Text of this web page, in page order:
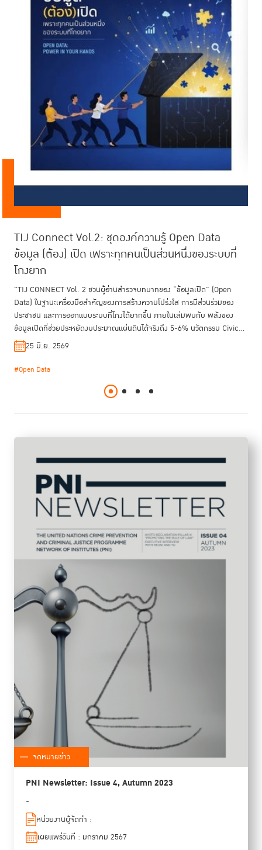
TIJ Connect Vol.2: ชุดองค์ความรู้ Open Data
ข้อมูล (ต้อง) เปิด เพราะทุกคนเป็นส่วนหนึ่งของระบบที่
โกงยาก
"TIJ CONNECT Vol. 2 ชวนผู้อ่านสำรวจบทบาทของ “ข้อมูลเปิด” (Open
Data) ในฐานะเครื่องมือสำคัญของการสร้างความโปร่งใส การมีส่วนร่วมของ
ประชาชน และการออกแบบระบบที่โกงได้ยากขึ้น ภายในเล่มพบกับ พลังของ
ข้อมูลเปิดที่ช่วยประหยัดงบประมาณแผ่นดินได้จริงถึง 5-6% นวัตกรรม Civic
Tech และเครื่องมือตรวจสอบภาคประชาชนที่ใช้งานได้ทันที รวมถึงก้าวสำคัญ
ของไทยสู่มาตรฐานรัฐบาลเปิดระดับโลก (OGP) และการผลักดันกฎหมาย PRTR
เพื่อสิทธิสิ่งแวดล้อม พร้อมถอดบทเรียนจากเอสโตเนีย เคนยา และเกาหลีใต้ ที่
โปร่งใสของภาครัฐ ที่พิสูจน์ว่าการสร้างรัฐบาลเปิดและสังคมที่ตรวจสอบได้ไม่ใช่
25 มิ.ย. 2569
#Open Data
สรุปรายงานผลการสำรวจความคิดเห็นประกอบการ
ทบทวนและปรับปรุงประมวลกฎหมายแพ่งและพาณิชย์
23 มิ.ย. 2569
#ประมวลกฎหมายแพ่งและพาณิชย์
แนวโน้มสถานการณ์เรือนจำโลก ปี 2569
21 พ.ค. 2569
#ปฏิรูปเรือนจำ
TIJ Connect Vol.1: ชุดองค์ความรู้ ANTI-
CORRUPTION! คนไทยไม่ทนโกง ถึงเวลามาช่วยกัน
สร้างระบบที่โกงยาก
23 มี.ค. 2569
#Anti-corruption
จดหมายข่าว
PNI Newsletter: Issue 4, Autumn 2023
-
หน่วยงานผู้จัดทำ :
เผยแพร่วันที่ : มกราคม 2567